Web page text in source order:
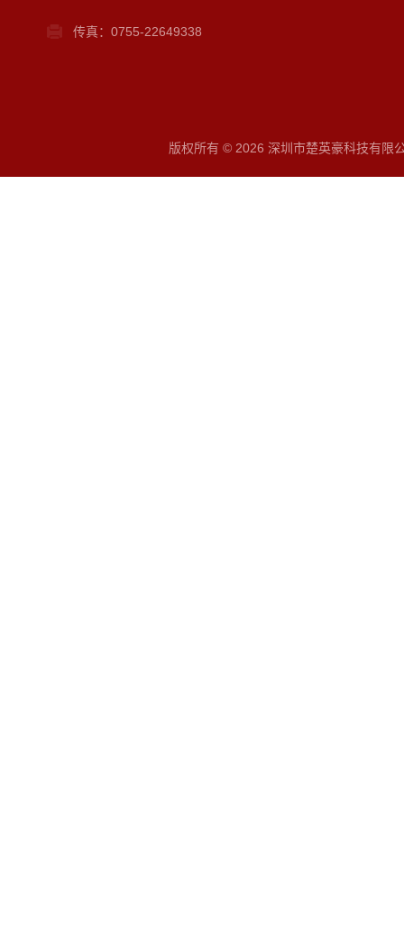
传真：0755-22649338
版权所有 © 2026 深圳市楚英豪科技有限